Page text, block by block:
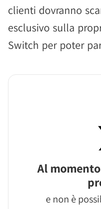
clienti dovranno
esclusivo sulla
Switch per poter
Al
e non è